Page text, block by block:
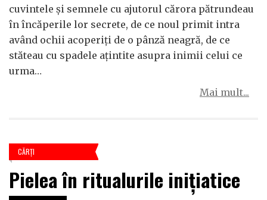
cuvintele și semnele cu ajutorul cărora pătrundeau
în încăperile lor secrete, de ce noul primit intra
având ochii acoperiți de o pânză neagră, de ce
stăteau cu spadele ațintite asupra inimii celui ce
urma…
Mai mult...
CĂRŢI
Pielea în ritualurile inițiatice